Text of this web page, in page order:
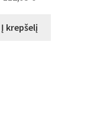
Į krepšelį